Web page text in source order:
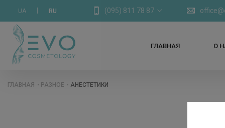
UA RU (095) 811 78 87
ГЛАВНАЯ О
ГЛАВНАЯ РАЗНОЕ АНЕСТЕТИКИ